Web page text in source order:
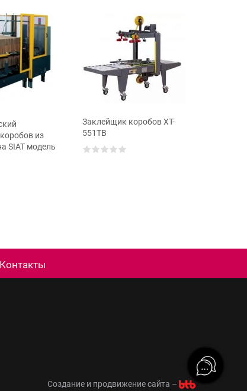
из
SIAT модель
Заклейщик коробов XT-
551TB
Контакты
Создание и продвижение сайта –